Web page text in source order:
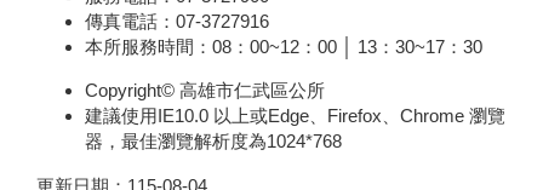
傳真電話：07-3727916
本所服務時間：08：00~12：00 │ 13：30~17：30
Copyright© 高雄市仁武區公所
建議使用IE10.0 以上或Edge、Firefox、Chrome 瀏覽
器，最佳瀏覽解析度為1024*768
更新日期： 115-08-04